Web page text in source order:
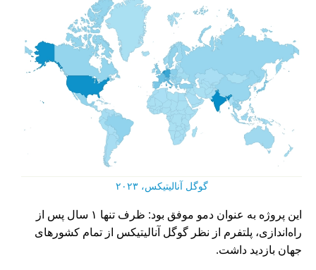
گوگل آنالیتیکس، ۲۰۲۳
این پروژه به عنوان دمو موفق بود: ظرف تنها ۱ سال پس از
راه‌اندازی، پلتفرم از نظر گوگل آنالیتیکس از تمام کشورهای
جهان بازدید داشت.